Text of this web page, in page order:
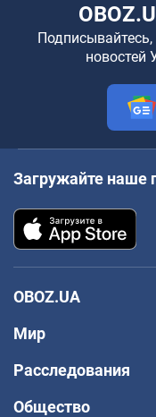
новостей
Загружайте наше
OBOZ.UA
Мир
Расследования
Общество